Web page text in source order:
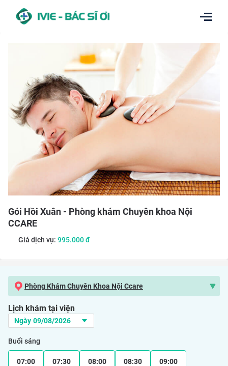
Gói Hồi Xuân - Phòng khám Chuyên khoa Nội
CCARE
Giá dịch vụ: 995.000đ
Phòng Khám Chuyên Khoa Nội Ccare
Lịch khám tại viện
Buổi sáng
07:00 07:30 08:00 08:30 09:00